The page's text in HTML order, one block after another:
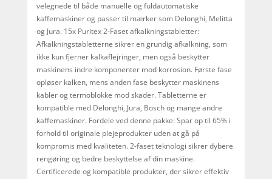
velegnede til både manuelle og fuldautomatiske
kaffemaskiner og passer til mærker som Delonghi, Melitta
og Jura. 15x Puritex 2-Faset afkalkningstabletter:
Afkalkningstabletterne sikrer en grundig afkalkning, som
ikke kun fjerner kalkaflejringer, men også beskytter
maskinens indre komponenter mod korrosion. Første fase
opløser kalken, mens anden fase beskytter maskinens
kabler og termoblokke mod skader. Tabletterne er
kompatible med Delonghi, Jura, Bosch og mange andre
kaffemaskiner. Fordele ved denne pakke: Spar op til 65% i
forhold til originale plejeprodukter uden at gå på
kompromis med kvaliteten. 2-faset teknologi sikrer dybere
rengøring og bedre beskyttelse af din maskine.
Certificerede og kompatible produkter, der sikrer effektiv